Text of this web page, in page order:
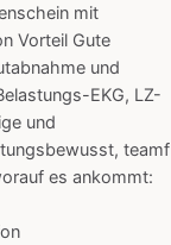
mit
Vorteil Gute
und
EKG, LZ-
und
teamf
es ankommt: